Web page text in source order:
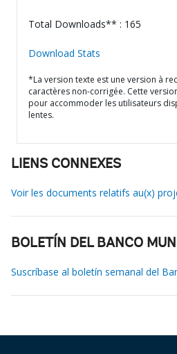
Total Downloads** : 165
Download Stats
*La version texte est une version à
caractères non-corrigée. Cette
pour accommoder les utilisateurs
lentes.
LIENS CONNEXES
Voir les documents relatifs au(x)
BOLETÍN DEL BANCO
Suscríbase al boletín semanal del